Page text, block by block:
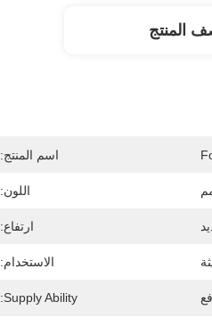
المنتج
اسم المنتج:
اللون:
ارتفاع:
الاستخدام:
Supply Ability: